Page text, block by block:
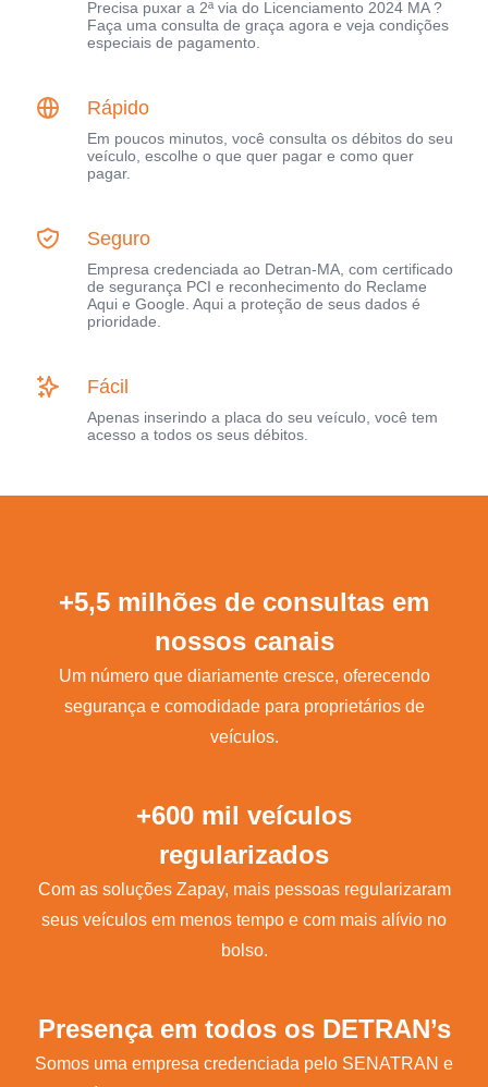
Precisa puxar a 2ª via do Licenciamento 2024 MA ?
Faça uma consulta de graça agora e veja condições
especiais de pagamento.
Rápido
Em poucos minutos, você consulta os débitos do seu
veículo, escolhe o que quer pagar e como quer
pagar.
Seguro
Empresa credenciada ao Detran-MA, com certificado
de segurança PCI e reconhecimento do Reclame
Aqui e Google. Aqui a proteção de seus dados é
prioridade.
Fácil
Apenas inserindo a placa do seu veículo, você tem
acesso a todos os seus débitos.
+5,5 milhões de consultas em
nossos canais
Um número que diariamente cresce, oferecendo
segurança e comodidade para proprietários de
veículos.
+600 mil veículos
regularizados
Com as soluções Zapay, mais pessoas regularizaram
seus veículos em menos tempo e com mais alívio no
bolso.
Presença em todos os DETRAN’s
Somos uma empresa credenciada pelo SENATRAN e